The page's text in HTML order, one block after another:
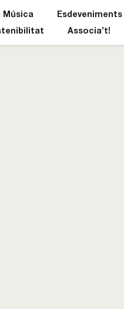
Música Esdeveniments
Associa’t!